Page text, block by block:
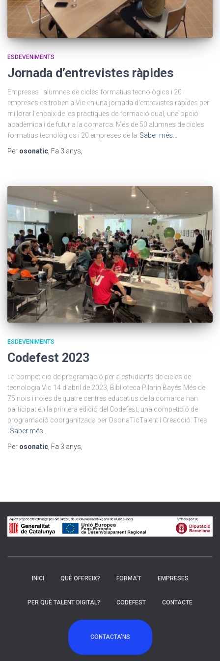
ESDEVENIMENTS
Jornada d’entrevistes ràpides
Empreses i alumnes de cicles formatius tecnològics i 20
empreses es troben a Vic en una jornada d’entrevistes ràpides per
millorar l’encaix de les pràctiques de formació dual, una opció
acadèmica i de futur a la comarca. Més de 50 alumnes de cicles
formatius tecnològics i 20 empreses de la Saber més…
Per osonatic , Fa 3 anys
ESDEVENIMENTS
Codefest 2023
La competició de programació per a estudiants de cicles de
tecnologia Vic 14 d’abril de 2023, Biblioteca Pilarín Bayés Més de
75 nois i noies de quatre centres educatius de la comarca han
participat en la primera edició del Codefest, una competició de
programació coorganitzada per OsonaTicTalent i Creacció. Tres
Saber més…
Per osonatic, Fa 3 anys,
INICI QUÈ OFEREIX? FORMA’T EMPRESES
PER QUÈ TALENT DIGITAL? CODEFEST CONTACTE
CONTACTA’NS